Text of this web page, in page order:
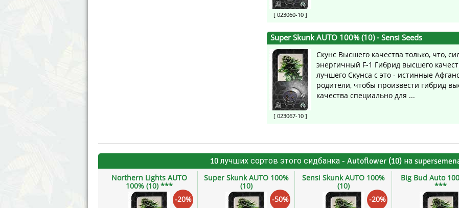
[ 023060-10 ]
Super Skunk AUTO 100% (10)- Sensi Seeds
[ 023067-10 ]
Скунс Высшего качества только, что,
энергичный F-1 Гибрид высшего
лучшего Скунса с это - истинные
родители, чтобы произвести гибрид
качества специально для ...
10 лучших сортов этого сидбанка - Autoflower (10) на
Northern Lights AUTO
100% (10) ***
-20%
Super Skunk AUTO 100%
(10)
-50%
Sensi Skunk AUTO 100%
(10)
-20%
Big Bud Auto
***